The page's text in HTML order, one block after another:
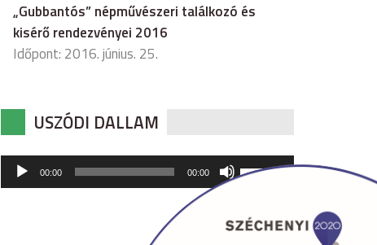
„Gubbantós” népművészeri találkozó és
kisérő rendezvényei 2016
Időpont: 2016. június. 25.
USZÓDI DALLAM
Audió
lejátszó
00:00 00:00
hangerő
csökkentéséhez